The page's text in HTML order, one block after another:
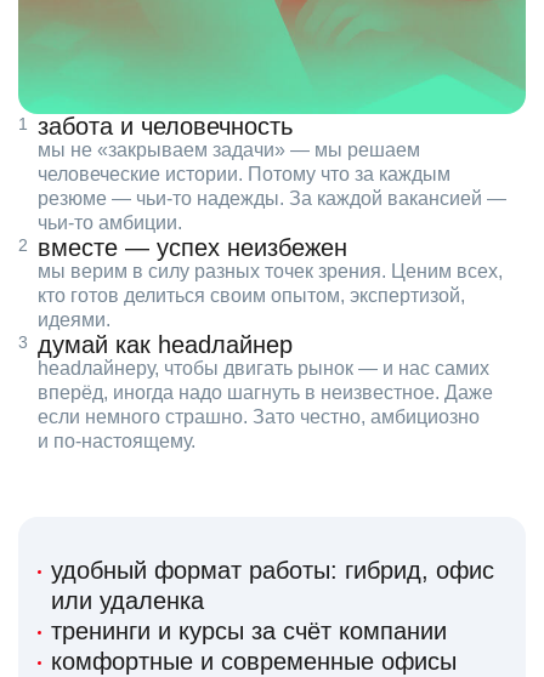
забота и человечность
мы не «закрываем задачи» — мы решаем
человеческие истории. Потому что за каждым
резюме — чьи‑то надежды. За каждой вакансией —
чьи‑то амбиции.
вместе — успех неизбежен
мы верим в силу разных точек зрения. Ценим всех,
кто готов делиться своим опытом, экспертизой,
идеями.
думай как headлайнер
headлайнеру, чтобы двигать рынок — и нас самих
вперёд, иногда надо шагнуть в неизвестное. Даже
если немного страшно. Зато честно, амбициозно
и по‑настоящему.
удобный формат работы: гибрид, офис
или удаленка
тренинги и курсы за счёт компании
комфортные и современные офисы